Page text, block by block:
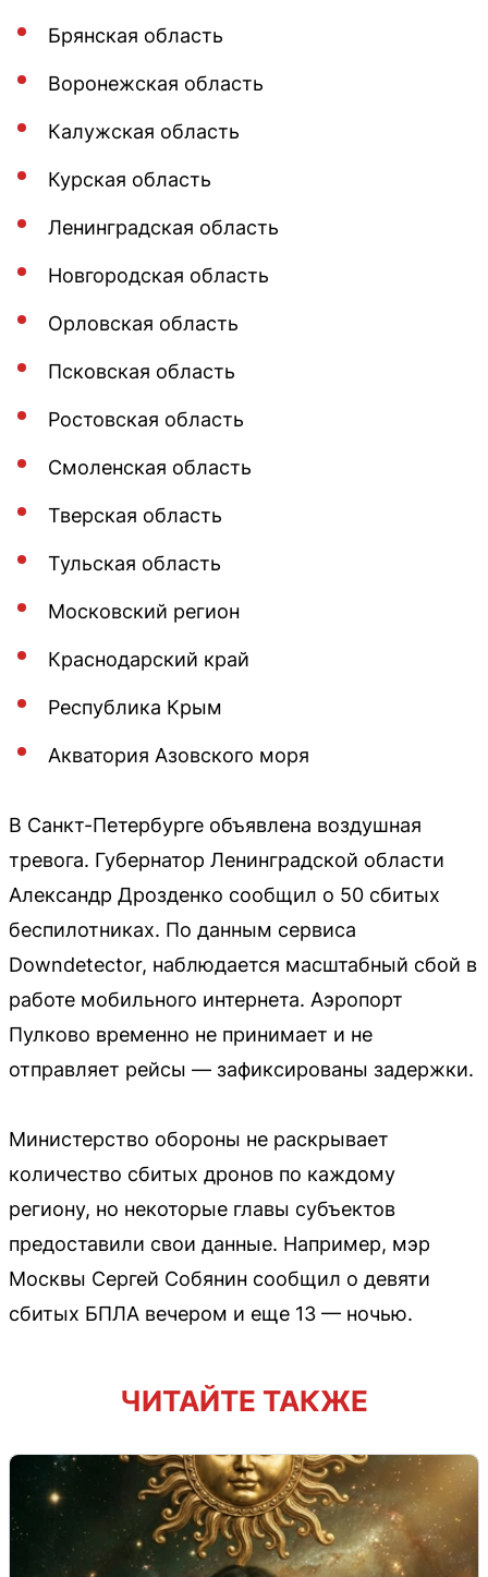
Брянская область
Воронежская область
Калужская область
Курская область
Ленинградская область
Новгородская область
Орловская область
Псковская область
Ростовская область
Смоленская область
Тверская область
Тульская область
Московский регион
Краснодарский край
Республика Крым
Акватория Азовского моря
В Санкт-Петербурге объявлена воздушная
тревога. Губернатор Ленинградской области
Александр Дрозденко сообщил о 50 сбитых
беспилотниках. По данным сервиса
Downdetector, наблюдается масштабный сбой в
работе мобильного интернета. Аэропорт
Пулково временно не принимает и не
отправляет рейсы — зафиксированы задержки.
Министерство обороны не раскрывает
количество сбитых дронов по каждому
региону, но некоторые главы субъектов
предоставили свои данные. Например, мэр
Москвы Сергей Собянин сообщил о девяти
сбитых БПЛА вечером и еще 13 — ночью.
ЧИТАЙТЕ ТАКЖЕ